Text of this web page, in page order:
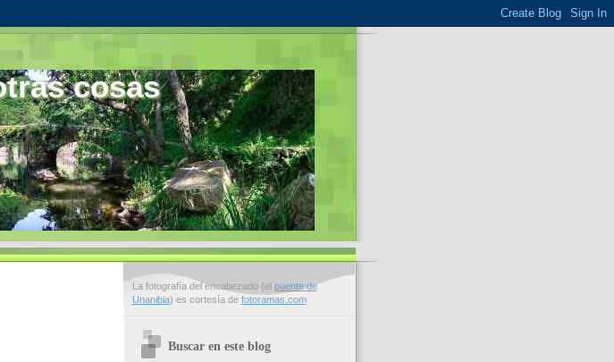
cosas
La fotografía del encabezado (el puente de
Unanibia) es cortesía de fotoramas.com
Buscar en este blog